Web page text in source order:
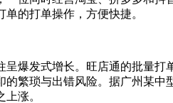
的打单操作，方便快捷。
发式增长。旺店通的批量打
繁琐与出错风险。据广州某
涨。